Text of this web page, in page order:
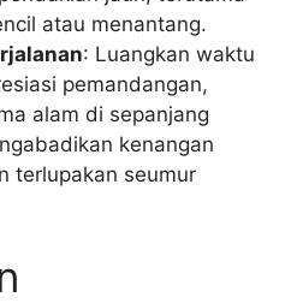
atau menantang.
: Luangkan waktu
pemandangan,
alam di sepanjang
kenangan
terlupakan seumur